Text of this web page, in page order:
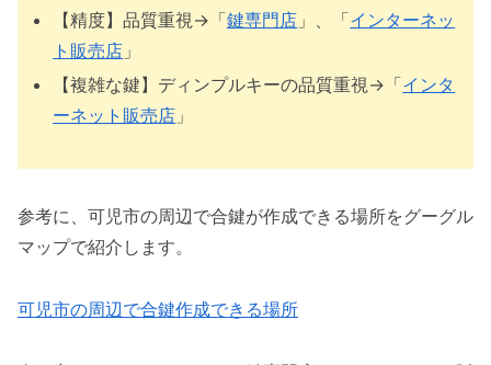
【精度】品質重視→「鍵専門店 」、「インターネッ
ト販売店 」
【複雑な鍵】ディンプルキーの品質重視→「インタ
ーネット販売店 」
参考に、可児市の周辺で合鍵が作成できる場所をグーグル
マップで紹介します。
可児市の周辺で合鍵作成できる場所